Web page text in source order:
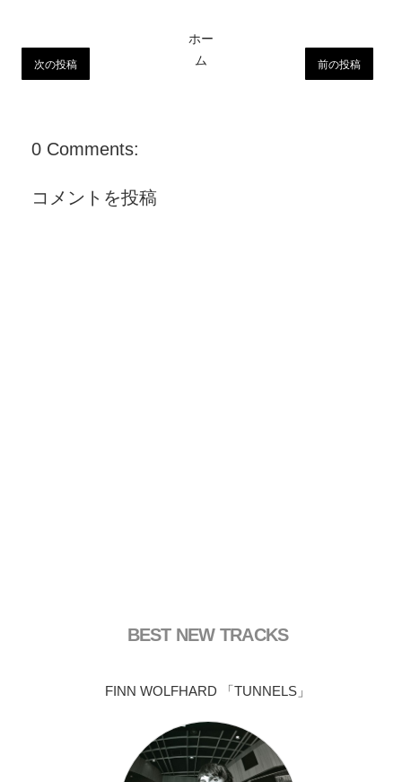
次の投稿 前の投稿
ホー
ム
0 Comments:
コメントを投稿
BEST NEW TRACKS
FINN WOLFHARD 「TUNNELS」